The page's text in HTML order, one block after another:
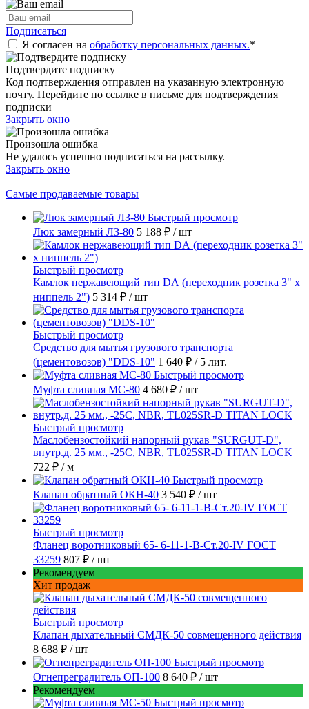
Подписаться
Я согласен на обработку персональных данных.*
Подтвердите подписку
Код подтверждения отправлен на указанную электронную
почту. Перейдите по ссылке в письме для подтверждения
подписки
Закрыть окно
Произошла ошибка
Не удалось успешно подписаться на рассылку.
Закрыть окно
Самые продаваемые товары
Быстрый просмотр
Люк замерный ЛЗ-80 5 188 ₽ / шт
Быстрый просмотр
Камлок нержавеющий тип DА (переходник розетка 3" х
ниппель 2") 5 314 ₽ / шт
Быстрый просмотр
Средство для мытья грузового транспорта
(цементовозов) "DDS-10" 1 640 ₽ / 5 лит.
Быстрый просмотр
Муфта сливная МС-80 4 680 ₽ / шт
Быстрый просмотр
Маслобензостойкий напорный рукав "SURGUT-D",
внутр.д. 25 мм., -25C, NBR, TL025SR-D TITAN LOCK
722 ₽ / м
Быстрый просмотр
Клапан обратный ОКН-40 3 540 ₽ / шт
Быстрый просмотр
Фланец воротниковый 65- 6-11-1-B-Ст.20-IV ГОСТ
33259 807 ₽ / шт
Рекомендуем
Хит продаж
Быстрый просмотр
Клапан дыхательный СМДК-50 совмещенного действия
8 688 ₽ / шт
Быстрый просмотр
Огнепреградитель ОП-100 8 640 ₽ / шт
Рекомендуем
Быстрый просмотр